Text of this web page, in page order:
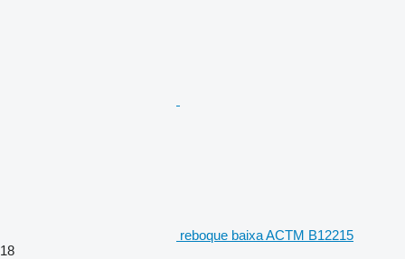
reboque baixa ACTM B12215
18